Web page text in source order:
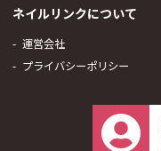
ネイルリンクについて
運営会社
プライバシーポリシー